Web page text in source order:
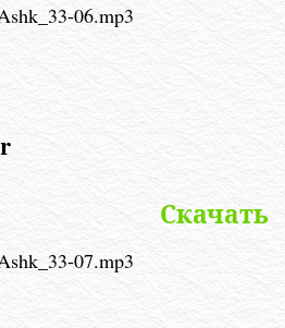
06.mp3
Скачать
07.mp3